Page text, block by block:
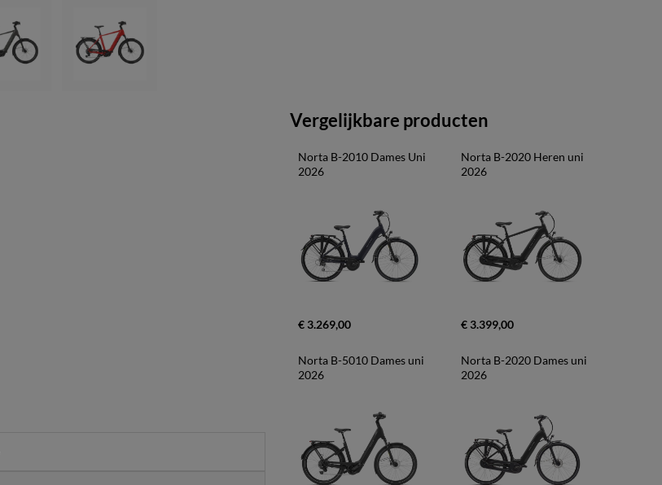
Vergelijkbare producten
Norta B-2010 Dames Uni
2026
€ 3.269,00
Norta B-2020 Heren uni
2026
€ 3.399,00
Norta B-5010 Dames uni
2026
Norta B-2020 Dames uni
2026